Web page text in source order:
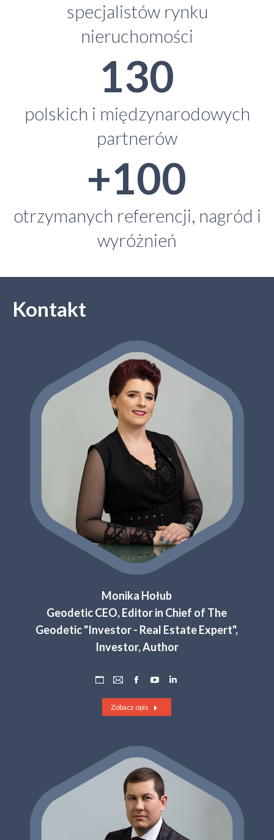
specjalistów rynku
nieruchomości
130
polskich i międzynarodowych
partnerów
+100
otrzymanych referencji, nagród i
wyróżnień
Kontakt
Monika Hołub
Geodetic CEO, Editor in Chief of The
Geodetic "Investor - Real Estate Expert",
Investor, Author
Osobisty
blog
internetowa
Adres
e-
mail
Facebook
YouTubeLinkedin
Zobacz opis